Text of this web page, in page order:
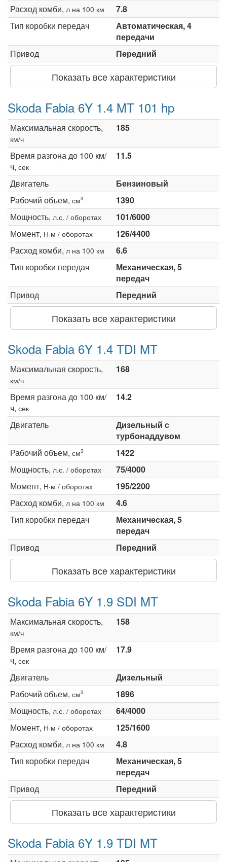
Расход комби, л на 100 км
7.8
Тип коробки передач
Автоматическая, 4
передачи
Привод
Передний
Показать все характеристики
Skoda Fabia 6Y 1.4 MT 101 hp
Максимальная скорость,
км/ч
185
Время разгона до 100 км/
ч, сек
11.5
Двигатель
Бензиновый
Рабочий объем, см3
1390
Мощность, л.с. / оборотах
101/6000
Момент, Н·м / оборотах
126/4400
Расход комби, л на 100 км
6.6
Тип коробки передач
Механическая, 5
передач
Привод
Передний
Показать все характеристики
Skoda Fabia 6Y 1.4 TDI MT
Максимальная скорость,
км/ч
168
Время разгона до 100 км/
ч, сек
14.2
Двигатель
Дизельный с
турбонаддувом
Рабочий объем, см3
1422
Мощность, л.с. / оборотах
75/4000
Момент, Н·м / оборотах
195/2200
Расход комби, л на 100 км
4.6
Тип коробки передач
Механическая, 5
передач
Привод
Передний
Показать все характеристики
Skoda Fabia 6Y 1.9 SDI MT
Максимальная скорость,
км/ч
158
Время разгона до 100 км/
ч, сек
17.9
Двигатель
Дизельный
Рабочий объем, см3
1896
Мощность, л.с. / оборотах
64/4000
Момент, Н·м / оборотах
125/1600
Расход комби, л на 100 км
4.8
Тип коробки передач
Механическая, 5
передач
Привод
Передний
Показать все характеристики
Skoda Fabia 6Y 1.9 TDI MT